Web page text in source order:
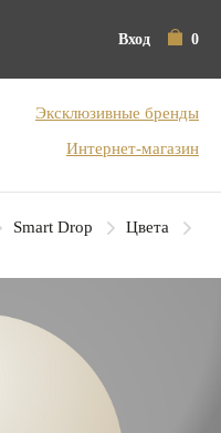
Вход 0
Эксклюзивные бренды
Интернет-магазин
Smart Drop Цвета